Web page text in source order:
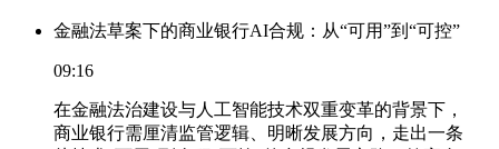
金融法草案下的商业银行AI合规：从“可用”到“可控”
09:16
在金融法治建设与人工智能技术双重变革的背景下，
商业银行需厘清监管逻辑、明晰发展方向，走出一条